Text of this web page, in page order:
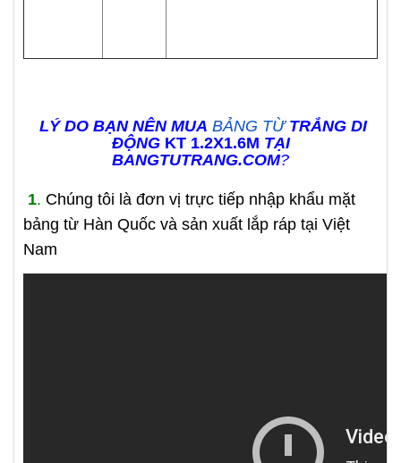
LÝ DO BẠN NÊN MUA BẢNG TỪ TRẮNG DI
ĐỘNG KT 1.2X1.6M TẠI
BANGTUTRANG.COM?
1. Chúng tôi là đơn vị trực tiếp nhập khẩu mặt
bảng từ Hàn Quốc và sản xuất lắp ráp tại Việt
Nam